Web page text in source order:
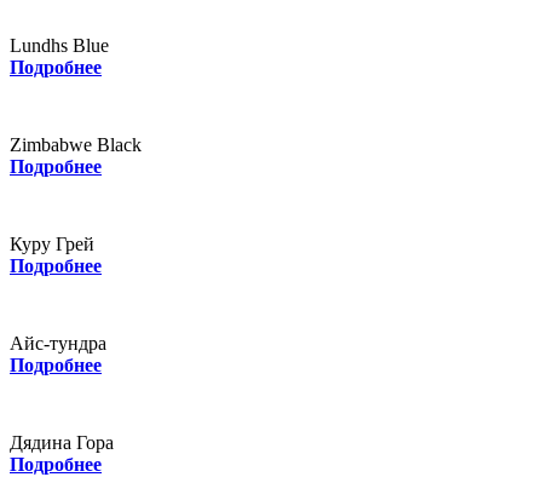
Lundhs Blue
Подробнее
Zimbabwe Black
Подробнее
Куру Грей
Подробнее
Айс-тундра
Подробнее
Дядина Гора
Подробнее